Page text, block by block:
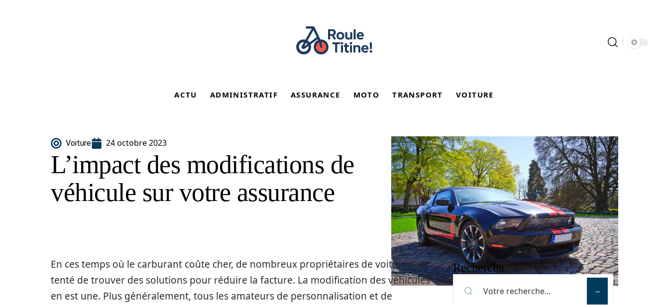
ACTU ADMINISTRATIF ASSURANCE MOTO TRANSPORT VOITURE
Voiture 24 octobre 2023
L’impact des modifications de
véhicule sur votre assurance
En ces temps où le carburant coûte cher, de nombreux propriétaires de voiture ont
tenté de trouver des solutions pour réduire la facture. La modification des véhicules
en est une. Plus généralement, tous les amateurs de personnalisation et de
Recherche